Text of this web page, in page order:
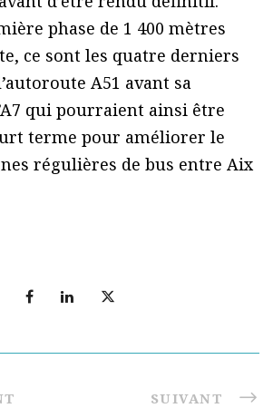
phase de 1 400 mètres
ce sont les quatre derniers
A51 avant sa
qui pourraient ainsi être
terme pour améliorer le
régulières de bus entre Aix
SUIVANT